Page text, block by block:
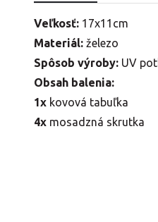
Veľkosť: 17x11cm
Materiál: železo
Spôsob výroby: UV
Obsah balenia:
1x kovová tabuľka
4x mosadzná skrutka